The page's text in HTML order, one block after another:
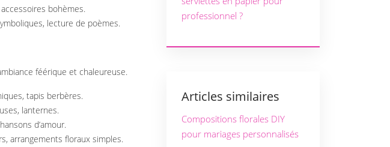
bohèmes.
lecture de poèmes.
féérique et chaleureuse.
tapis berbères.
lanternes.
d’amour.
arrangements floraux simples.
professionnel ?
Articles similaires
Compositions florales DIY
pour mariages personnalisés